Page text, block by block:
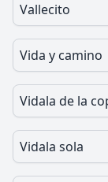
Vallecito
Vida y camino
Vidala de la
Vidala sola